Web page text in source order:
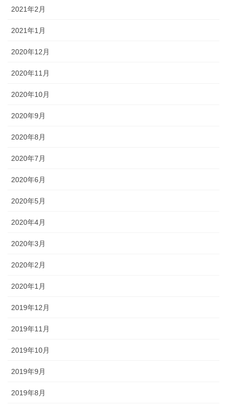
2021年2月
2021年1月
2020年12月
2020年11月
2020年10月
2020年9月
2020年8月
2020年7月
2020年6月
2020年5月
2020年4月
2020年3月
2020年2月
2020年1月
2019年12月
2019年11月
2019年10月
2019年9月
2019年8月